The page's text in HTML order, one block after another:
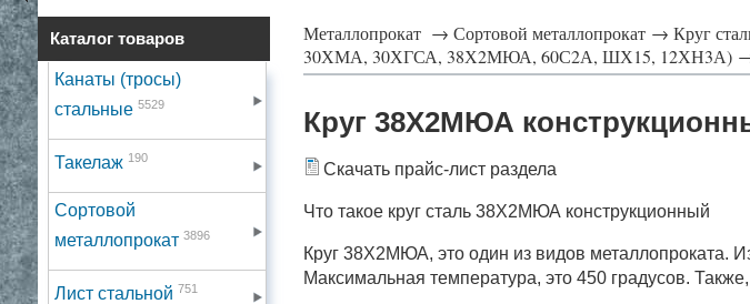
Каталог товаров
Канаты (тросы)
стальные 5529
Такелаж 190
Сортовой
металлопрокат 3896
Лист стальной 751
Металлопрокат → Сортовой металлопрокат → Круг
30ХМА, 30ХГСА, 38Х2МЮА, 60С2А, ШХ15, 12ХН3А)
Круг 38Х2МЮА
Скачать прайс-лист раздела
Что такое круг сталь 38Х2МЮА конструкционный
Круг 38Х2МЮА, это один из видов металлопроката.
Максимальная температура, это 450 градусов.